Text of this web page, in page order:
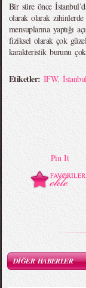
Bir süre önce
olarak olarak
mensuplarına yaptığı
fiziksel olarak çok
karakteristik burunu
Etiketler: IFW,
Pin It
DİĞER HABERLER